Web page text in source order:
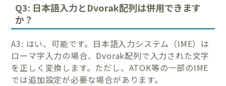
Q3: 日本語入力とDvorak配列は併用できます
か？
A3: はい、可能です。日本語入力システム（IME）は
ローマ字入力の場合、Dvorak配列で入力された文字
を正しく変換します。ただし、ATOK等の一部のIME
では追加設定が必要な場合があります。